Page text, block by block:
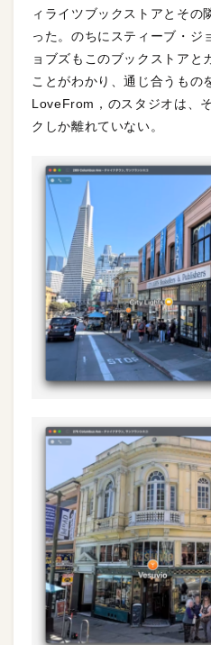
ィライツブックストアとその
った。のちにスティーブ・ジ
ョブズもこのブックストアと
ことがわかり、通じ合うもの
LoveFrom，のスタジオは、
クしか離れていない。